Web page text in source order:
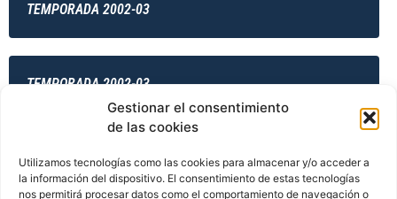
Gestionar el consentimiento
de las cookies
Utilizamos tecnologías como las cookies para almacenar y/o acceder a
la información del dispositivo. El consentimiento de estas tecnologías
nos permitirá procesar datos como el comportamiento de navegación o
TEMPORADA 2002-03
TEMPORADA 2002-03
TEMPORADA 2003-04